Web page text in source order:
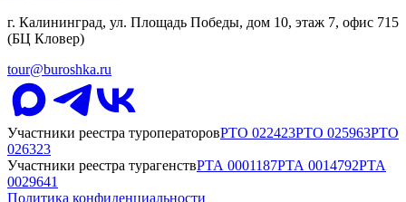
г. Калининград, ул. Площадь Победы, дом 10, этаж 7, офис 715
(БЦ Кловер)
tour@buroshka.ru
Участники реестра туроператоровРТО 022423РТО 025963РТО
026323
Участники реестра турагенствРТА 0001187РТА 0014792РТА
0029641
Политика конфиденциальности